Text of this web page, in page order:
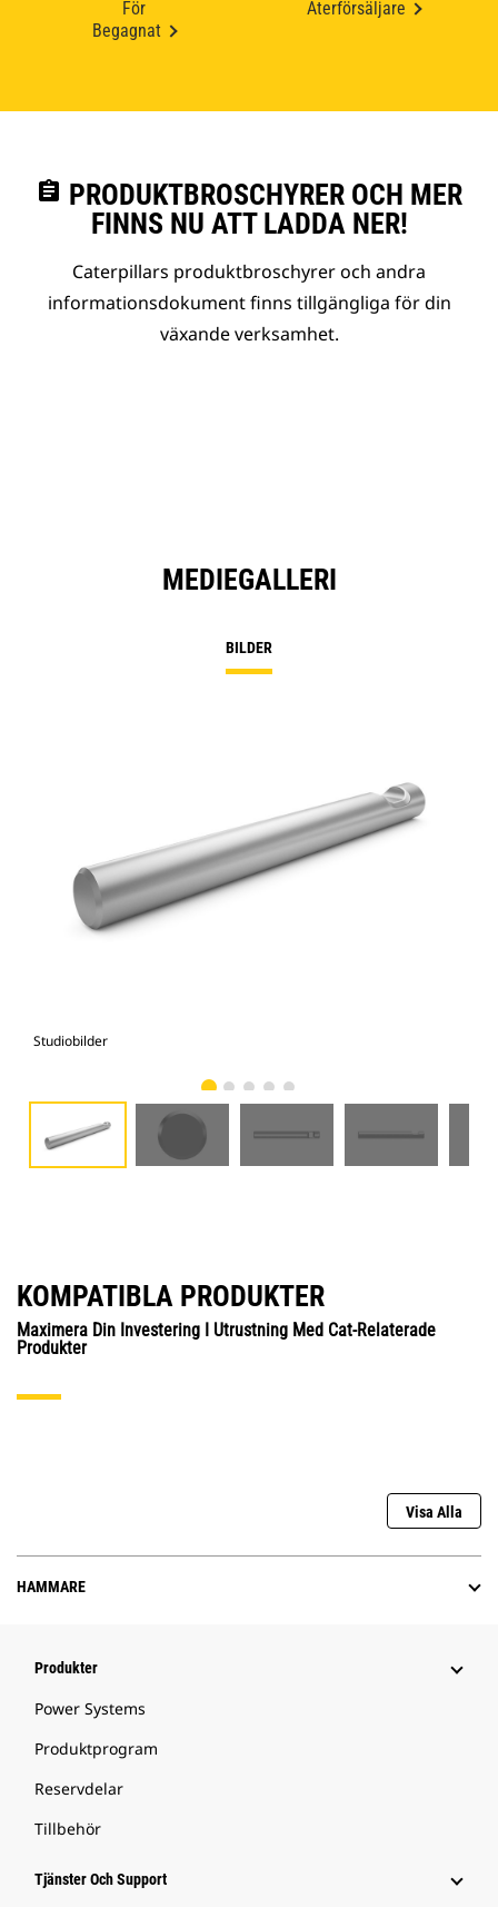
För
Begagnat
Återförsäljare
assignment PRODUKTBROSCHYRER OCH MER
FINNS NU ATT LADDA NER!
Caterpillars produktbroschyrer och andra
informationsdokument finns tillgängliga för din
växande verksamhet.
MEDIEGALLERI
BILDER
Studiobilder
KOMPATIBLA PRODUKTER
Maximera Din Investering I Utrustning Med Cat-Relaterade
Produkter
Visa Alla
HAMMARE
Produkter
Power Systems
Produktprogram
Reservdelar
Tillbehör
Tjänster Och Support